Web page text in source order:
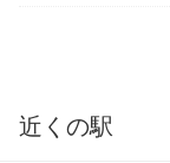
近くの駅